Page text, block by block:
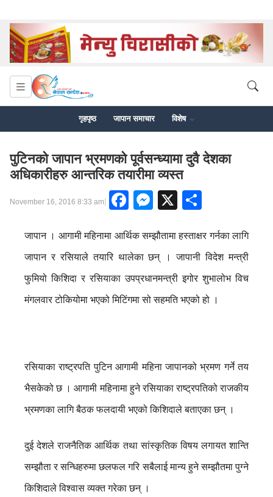
गृहपृष्ठ जापान समाचार विशेष
पुटिनको जापान भ्रमणको पूर्वसन्ध्यामा दुवै देशका
अधिकारीहरु आन्तरिक तयारीमा व्यस्त
November 16, 2016 8:33 am| Facebook
Messenger
X
जापान । आगामी महिनामा आर्थिक सम्झौतामा हस्ताक्षर गर्नका लागि
जापान र रसियाले तयारि थालेका छन् । जापानी विदेश मन्त्री
फुमियो किशिदा र रसियाका उपप्रधानमन्त्री इगोर शुभालोभ विच
मंगलवार टोकियोमा भएको मिटिंगमा सो सहमति भएको हो ।
रसियाका राष्ट्रपति पुटिन आगामी महिना जापानको भ्रमण गर्ने तय
भैसकेको छ । आगामी महिनामा हुने रसियाका राष्ट्रपतिको राजकीय
भ्रमणका लागि बैठक फलदायी भएको किशिदाले बताएका छन् ।
दुई देशले राजनैतिक आर्थिक तथा सांस्कृतिक विषय लगायत शान्ति
सम्झौता र सन्धिहरुमा छलफल गरि सबैलाई मान्य हुने सम्झौतमा पुग्ने
किशिदाले विश्वास व्यक्त गरेका छन् ।